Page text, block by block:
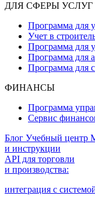
ДЛЯ СФЕРЫ УСЛУГ
Программа для
Учет в
Программа для
Программа для
Программа для
ФИНАНСЫ
Программа
Сервис
Блог Учебный центр
и инструкции
API для торговли
и производства:
интеграция с